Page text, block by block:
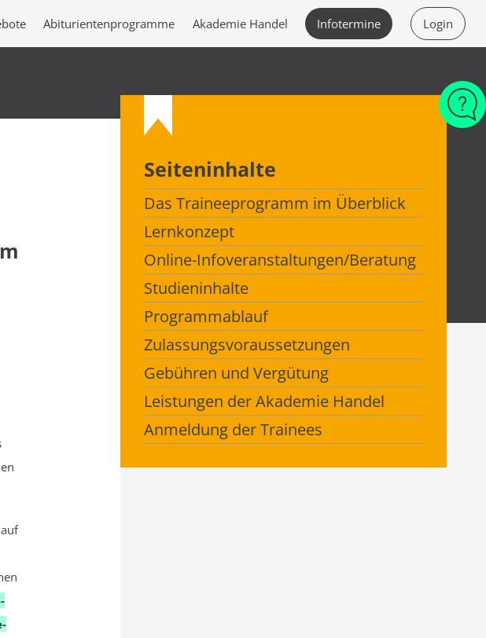
Abiturientenprogramme Akademie Handel Infotermine Login
Seiteninhalte
Das Traineeprogramm im Überblick
Lernkonzept
Online-Infoveranstaltungen/Beratung
Studieninhalte
Programmablauf
Zulassungsvoraussetzungen
Gebühren und Vergütung
Leistungen der Akademie Handel
Anmeldung der Trainees